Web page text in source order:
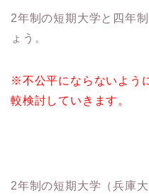
2年制の短期大学と四年
ょう。
※不公平にならないよう
較検討していきます。
2年制の短期大学（兵庫